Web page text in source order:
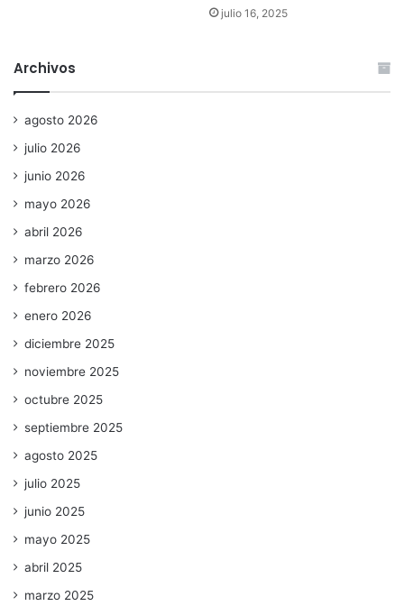
julio 16, 2025
Archivos
agosto 2026
julio 2026
junio 2026
mayo 2026
abril 2026
marzo 2026
febrero 2026
enero 2026
diciembre 2025
noviembre 2025
octubre 2025
septiembre 2025
agosto 2025
julio 2025
junio 2025
mayo 2025
abril 2025
marzo 2025